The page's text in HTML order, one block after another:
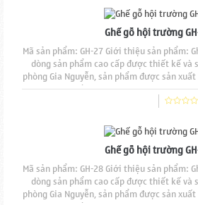
Ghế gỗ hội trường
Mã sản phẩm: GH-27 Giới thiệu sản phẩm:
dòng sản phẩm cao cấp được thiết kế và
phòng Gia Nguyễn, sản phẩm được sản
mã đẹp, độ bền cao, đường nét đục
nhiên 100% sơn phủ PU cao cấp, Sản
Ghế gỗ hội trường
Mã sản phẩm: GH-28 Giới thiệu sản phẩm:
dòng sản phẩm cao cấp được thiết kế và
phòng Gia Nguyễn, sản phẩm được sản